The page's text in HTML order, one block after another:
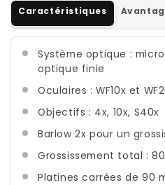
Caractéristiques
Système optique :
optique finie
Oculaires : WF10x et
Objectifs : 4x, 10x, S40x
Barlow 2x pour un
Grossissement total :
Platines carrées de 90